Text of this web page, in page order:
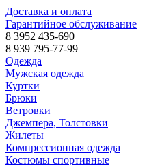
Доставка и оплата
Гарантийное обслуживание
8 3952 435-690
8 939 795-77-99
Одежда
Мужская одежда
Куртки
Брюки
Ветровки
Джемпера, Толстовки
Жилеты
Компрессионная одежда
Костюмы спортивные